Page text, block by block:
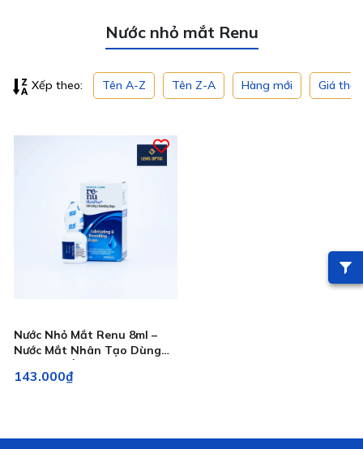
Nước nhỏ mắt Renu
Xếp theo: Tên A-Z Tên Z-A Hàng mới Giá
Nước Nhỏ Mắt Renu 8ml –
Nước Mắt Nhân Tạo Dùng
143.000₫